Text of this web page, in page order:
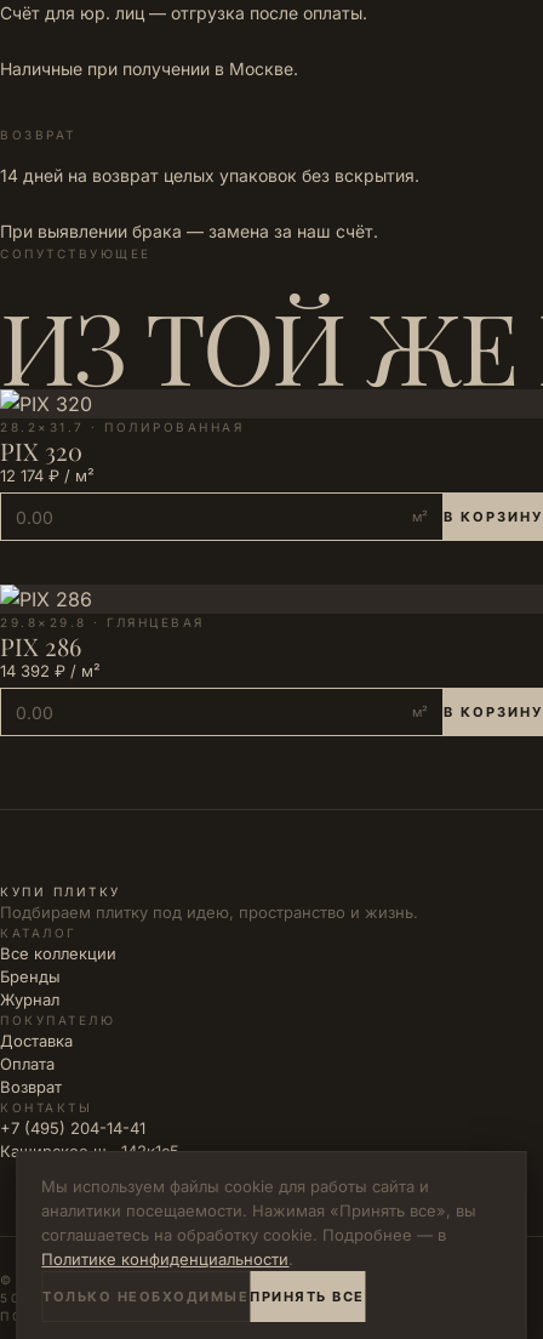
Счёт для юр. лиц — отгрузка после оплаты.
Наличные при получении в Москве.
ВОЗВРАТ
14 дней на возврат целых упаковок без вскрытия.
При выявлении брака — замена за наш счёт.
СОПУТСТВУЮЩЕЕ
ИЗ ТОЙ ЖЕ
28.2×31.7 · ПОЛИРОВАННАЯ
PIX 320
12 174 ₽ / м²
м² В КОРЗИНУ
29.8×29.8 · ГЛЯНЦЕВАЯ
PIX 286
14 392 ₽ / м²
м² В КОРЗИНУ
КУПИ ПЛИТКУ
Подбираем плитку под идею, пространство и жизнь.
КАТАЛОГ
Все коллекции
Бренды
Журнал
ПОКУПАТЕЛЮ
Доставка
Оплата
Возврат
КОНТАКТЫ
+7 (495) 204-14-41
Каширское ш., 142к1с5
© 2026 КУПИ ПЛИТКУ · ИП ВЛАДИМИРОВА М.Н. · ИНН
502771785894
ПОЛИТИКА КОНФИДЕНЦИАЛЬНОСТИ
Мы используем файлы cookie для работы сайта и
аналитики посещаемости. Нажимая «Принять все», вы
соглашаетесь на обработку cookie. Подробнее — в
Политике конфиденциальности.
ТОЛЬКО НЕОБХОДИМЫЕ ПРИНЯТЬ ВСЕ